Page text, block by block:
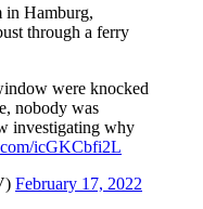
in Hamburg,
through a ferry
were knocked
nobody was
investigating why
icGKCbfi2L
February 17, 2022